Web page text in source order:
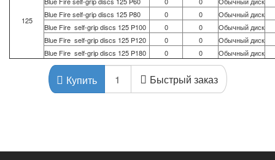
125
Blue Fire self-grip discs 125 P80
0 0
Обычный диск
Blue Fire self-grip discs 125 P100
0 0
Обычный диск
Blue Fire self-grip discs 125 P120
0 0
Обычный диск
Blue Fire self-grip discs 125 P180
0 0 Обычный диск
Купить Быстрый заказ